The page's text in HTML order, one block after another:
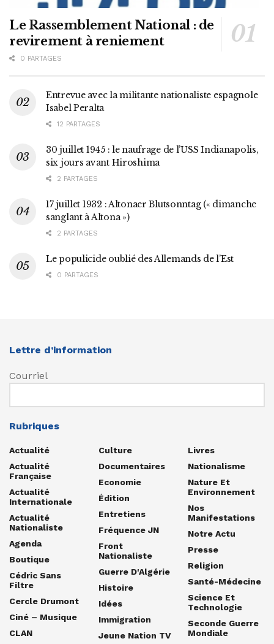
Le Rassemblement National : de
revirement à reniement
0 PARTAGES
Entrevue avec la militante nationaliste espagnole
Isabel Peralta
12 PARTAGES
30 juillet 1945 : le naufrage de l’USS Indianapolis,
six jours avant Hiroshima
2 PARTAGES
17 juillet 1932 : Altonaer Blutsonntag (« dimanche
sanglant à Altona »)
2 PARTAGES
Le populicide oublié des Allemands de l’Est
0 PARTAGES
Lettre d’information
Courriel
Rubriques
Actualité
Actualité
Française
Actualité
Internationale
Actualité
Nationaliste
Agenda
Boutique
Cédric Sans
Filtre
Cercle Drumont
Ciné – Musique
CLAN
Culture
Documentaires
Economie
Édition
Entretiens
Fréquence JN
Front
Nationaliste
Guerre D'Algérie
Histoire
Idées
Immigration
Jeune Nation TV
Livres
Nationalisme
Nature Et
Environnement
Nos
Manifestations
Notre Actu
Presse
Religion
Santé-Médecine
Science Et
Technologie
Seconde Guerre
Mondiale